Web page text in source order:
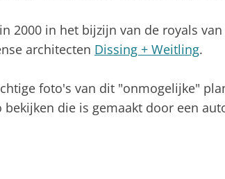
2000 in het bijzijn van de royals
architecten Dissing + Weitling.
foto's van dit "onmogelijke"
bekijken die is gemaakt door een